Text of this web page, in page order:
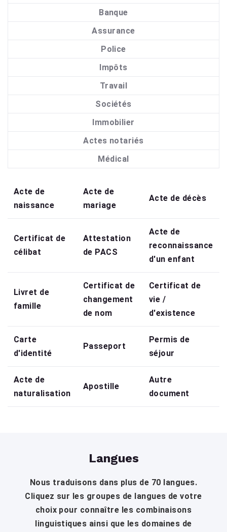
Banque
Assurance
Police
Impôts
Travail
Sociétés
Immobilier
Actes notariés
Médical
Acte de
naissance
Acte de
mariage
Acte de décès
Certificat de
célibat
Attestation
de PACS
Acte de
reconnaissance
d'un enfant
Livret de
famille
Certificat de
changement
de nom
Certificat de
vie /
d'existence
Carte
d'identité
Passeport
Permis de
séjour
Acte de
naturalisation
Apostille
Autre
document
Langues
Nous traduisons dans plus de 70 langues.
Cliquez sur les groupes de langues de votre
choix pour connaître les combinaisons
linguistiques ainsi que les domaines de